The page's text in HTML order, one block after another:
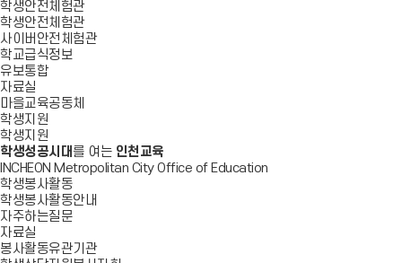
학생안전체험관
학생안전체험관
사이버안전체험관
학교급식정보
유보통합
자료실
마을교육공동체
학생지원
학생지원
학생성공시대 를 여는 인천교육
INCHEON Metropolitan City Office of Education
학생봉사활동
학생봉사활동안내
자주하는질문
자료실
봉사활동유관기관